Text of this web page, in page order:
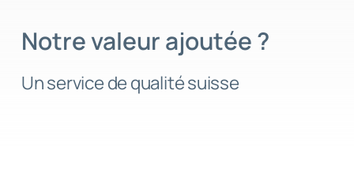
Notre valeur ajoutée ?
Un service de qualité suisse